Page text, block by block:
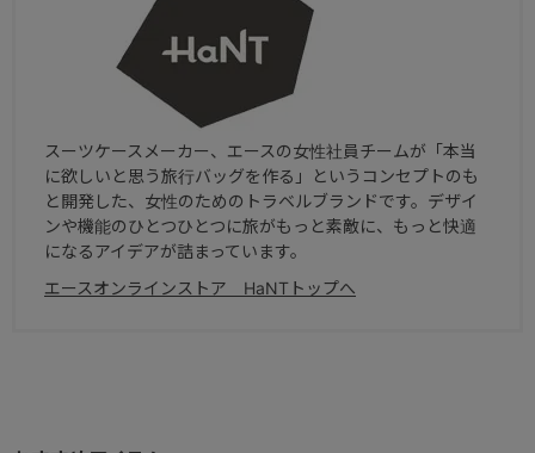
スーツケースメーカー、エースの女性社員チームが「本当
に欲しいと思う旅行バッグを作る」というコンセプトのも
と開発した、女性のためのトラベルブランドです。デザイ
ンや機能のひとつひとつに旅がもっと素敵に、もっと快適
になるアイデアが詰まっています。
エースオンラインストア HaNTトップへ